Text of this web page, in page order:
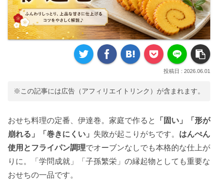
2026.06.01
※この記事には広告（アフィリエイトリンク）が含まれます。
おせち料理の定番、伊達巻。家庭で作ると
「固い」「形が
崩れる」「巻きにくい」 失敗が起こりがちです。 はんぺん
使用とフライパン調理でオーブンなしでも本格的な仕上が
りに。「学問成就」「子孫繁栄」の縁起物としても重要な
おせちの一品です。